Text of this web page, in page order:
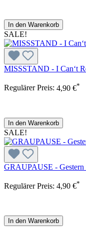
In den Warenkorb
SALE!
MISSSTAND - I Can‘t
Regulärer Preis: 4,90 €*
In den Warenkorb
SALE!
GRAUPAUSE -
Regulärer Preis: 4,90 €*
In den Warenkorb